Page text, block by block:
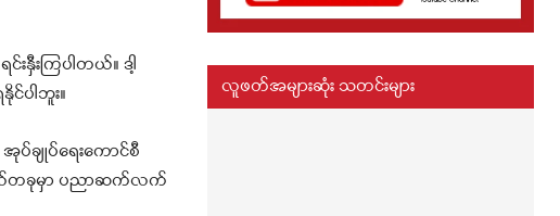
နှီးကြပါတယ်။ ဒါ့
ပါဘူး။
ပ်ချုပ်ရေးကောင်စီ
သိုလ်တခုမှာ ပညာဆက်လက်
လူဖတ်အများဆုံး သတင်းများ